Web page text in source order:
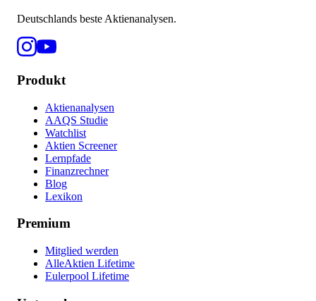
Deutschlands beste Aktienanalysen.
Produkt
Aktienanalysen
AAQS Studie
Watchlist
Aktien Screener
Lernpfade
Finanzrechner
Blog
Lexikon
Premium
Mitglied werden
AlleAktien Lifetime
Eulerpool Lifetime